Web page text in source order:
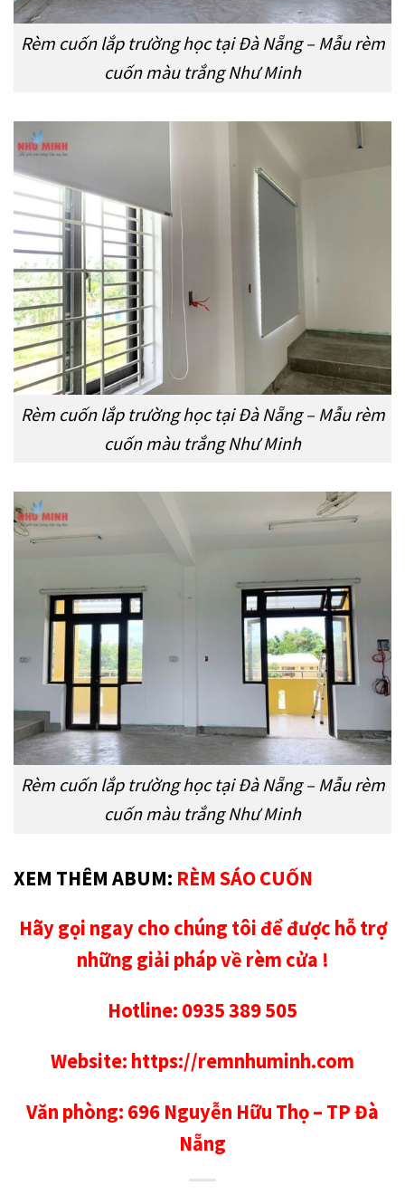
Rèm cuốn lắp trường học tại Đà Nẵng – Mẫu rèm
cuốn màu trắng Như Minh
Rèm cuốn lắp trường học tại Đà Nẵng – Mẫu rèm
cuốn màu trắng Như Minh
Rèm cuốn lắp trường học tại Đà Nẵng – Mẫu rèm
cuốn màu trắng Như Minh
XEM THÊM ABUM: RÈM SÁO CUỐN
Hãy gọi ngay cho chúng tôi để được hỗ trợ
những giải pháp về rèm cửa !
Hotline: 0935 389 505
Website: https://remnhuminh.com
Văn phòng: 696 Nguyễn Hữu Thọ – TP Đà
Nẵng